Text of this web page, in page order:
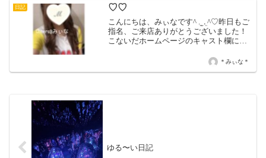
日記 ♡♡
こんにちは、みぃなです^ ܸ. ̫ .ܸ ^♡昨日もご
指名、ご来店ありがとうございました！
こないだホームページのキャスト欄に店
ちとキャッキャしてました笑ぜひお兄さ
＊みぃな＊
ゆる〜い日記